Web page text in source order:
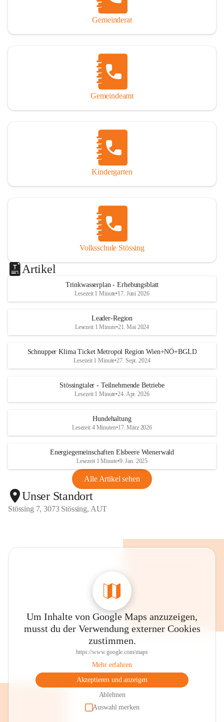
Gemeinderat
Gemeindeamt
Kindergarten
Volksschule Stössing
Artikel
Trinkwasserplan - Erhebungsblatt
Lesezeit 1 Minute•17. Juni 2026
Leader-Region
Lesezeit 1 Minute•21. Mai 2024
Schnupper Klima Ticket Metropol Region Wien+NÖ+BGLD
Lesezeit 1 Minute•27. Sept. 2024
Stössingtaler - Teilnehmende Betriebe
Lesezeit 1 Minute•24. Apr. 2026
Hundehaltung
Lesezeit 4 Minuten•17. März 2026
Energiegemeinschaften Elsbeere Wienerwald
Lesezeit 1 Minute•9. Jan. 2025
Alle Artikel sehen
Unser Standort
Stössing 7, 3073 Stössing, AUT
Um Inhalte von Google Maps anzuzeigen,
musst du der Verwendung externer Cookies
zustimmen.
https://www.google.com/maps
Mehr erfahren
Akzeptieren und anzeigen
Ablehnen
Auswahl merken